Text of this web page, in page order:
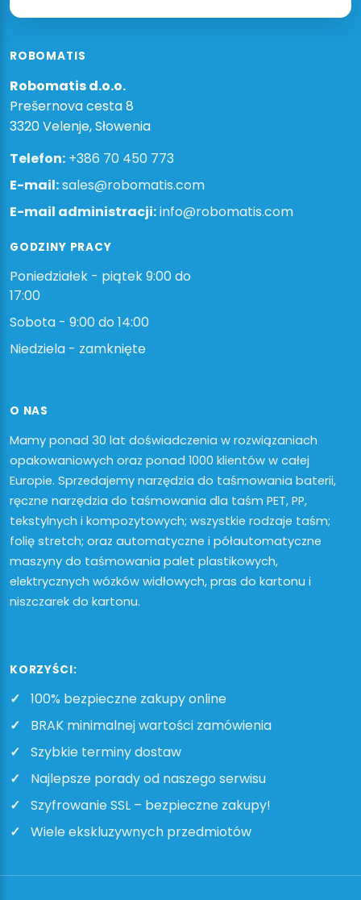
ROBOMATIS
Robomatis d.o.o.
Prešernova cesta 8
3320 Velenje, Słowenia
Telefon: +386 70 450 773
E-mail:sales@robomatis.com
E-mail administracji:info@robomatis.com
GODZINY PRACY
Poniedziałek - piątek 9:00 do
17:00
Sobota - 9:00 do 14:00
Niedziela - zamknięte
O NAS
Mamy ponad 30 lat doświadczenia w rozwiązaniach
opakowaniowych oraz ponad 1000 klientów w całej
Europie. Sprzedajemy narzędzia do taśmowania baterii,
ręczne narzędzia do taśmowania dla taśm PET, PP,
tekstylnych i kompozytowych; wszystkie rodzaje taśm;
folię stretch; oraz automatyczne i półautomatyczne
maszyny do taśmowania palet plastikowych,
elektrycznych wózków widłowych, pras do kartonu i
niszczarek do kartonu.
KORZYŚCI:
100% bezpieczne zakupy online
BRAK minimalnej wartości zamówienia
Szybkie terminy dostaw
Najlepsze porady od naszego serwisu
Szyfrowanie SSL – bezpieczne zakupy!
Wiele ekskluzywnych przedmiotów